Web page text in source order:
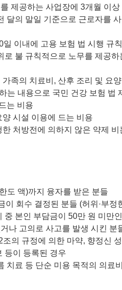
제공하는 사업장에 3개월 이
달의 말일 기준으로 근로자를
이내에 고용 보험 법 시행 규
로 불 규칙적으로 노무를 제공
족의 치료비, 산후 조리 및 요
는 내용으로 국민 건강 보험 법
는 비용
시설 이용에 드는 비용
처방전에 의하지 않은 약제 비
도 액)까지 융자를 받은 분들
이 회수 결정된 분들 (허위·부
중 본인 부담금이 50만 원 미만
나 고의로 사고를 발생 시킨 분
의 규정에 의한 마약, 향정신
등이 등록된 경우
치료 등 단순 미용 목적의 의료